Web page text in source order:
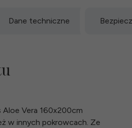
Dane techniczne
Vera 160x200cm
w innych pokrowcach. Ze